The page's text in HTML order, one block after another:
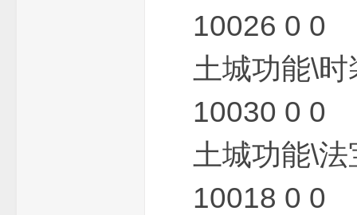
10026 0 0
土城功能
10030 0 0
土城功能
10018 0 0